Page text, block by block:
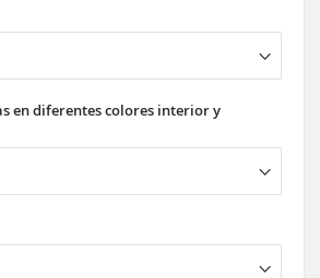
en diferentes colores interior y